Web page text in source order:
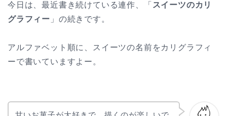
今日は、最近書き続けている連作、「 スイーツのカリ
グラフィー 」の続きです。
アルファベット順に、スイーツの名前をカリグラフィ
ーで書いていますよー。